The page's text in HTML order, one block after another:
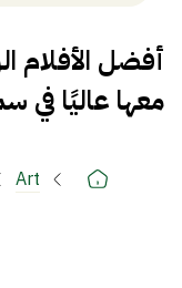
معها عاليًا في
Art